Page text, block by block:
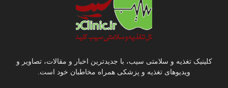
کلینیک تغذیه و سلامتی سیب، با جدیدترین اخبار و مقالات، تصاویر و
ویدیوهای تغذیه و پزشکی همراه مخاطبان خود است.